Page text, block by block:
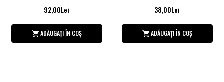
92,00Lei
ADĂUGAȚI ÎN COȘ
38,00Lei
ADĂUGAȚI ÎN COȘ